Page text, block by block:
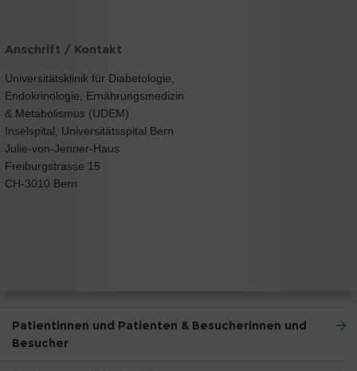
Anschrift / Kontakt
Universitätsklinik für Diabetologie,
Endokrinologie, Ernährungsmedizin
& Metabolismus (UDEM)
Inselspital, Universitätsspital Bern
Julie-von-Jenner-Haus
Freiburgstrasse 15
CH-3010 Bern
Patientinnen und Patienten & Besucherinnen und
Besucher